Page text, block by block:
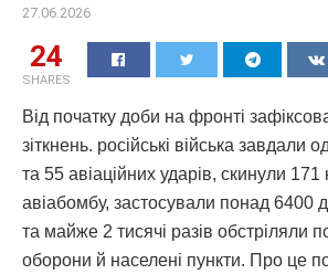
27.06.2026
24
SHARES
Від початку доби на фронті
зіткнень. російські війська завдали
та 55 авіаційних ударів, скинули 171
авіабомбу, застосували понад 6400
та майже 2 тисячі разів обстріляли
оборони й населені пункти. Про це